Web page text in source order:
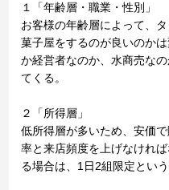
１「年齢層・職業・性別」
お客様の年齢層によって、
菓子屋をするのが良いのか
か経営者なのか、水商売な
てくる。
２「所得層」
低所得層が多いため、安価
率と来店頻度を上げなけれ
る場合は、1日2組限定とい